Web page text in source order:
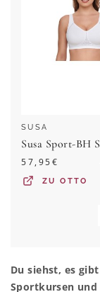
SUSA
57,95€
ZUOTTO
Du siehst, es
Sportkursen